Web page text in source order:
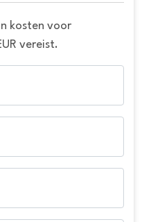
kosten voor
vereist.